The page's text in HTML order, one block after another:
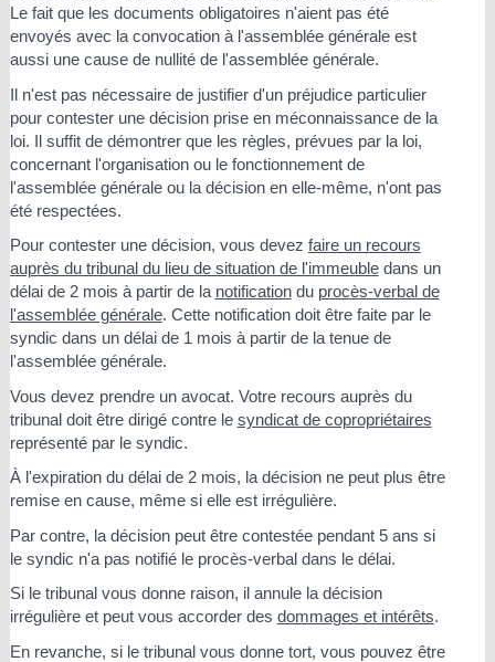
Le fait que les documents obligatoires n'aient pas été
envoyés avec la convocation à l'assemblée générale est
aussi une cause de nullité de l'assemblée générale.
Il n'est pas nécessaire de justifier d'un préjudice particulier
pour contester une décision prise en méconnaissance de la
loi. Il suffit de démontrer que les règles, prévues par la loi,
concernant l'organisation ou le fonctionnement de
l'assemblée générale ou la décision en elle-même, n'ont pas
été respectées.
Pour contester une décision, vous devez faire un recours
auprès du tribunal du lieu de situation de l'immeubledans un
délai de 2 mois à partir de la notificationdu procès-verbal de
l'assemblée générale. Cette notification doit être faite par le
syndic dans un délai de 1 mois à partir de la tenue de
l'assemblée générale.
Vous devez prendre un avocat. Votre recours auprès du
tribunal doit être dirigé contre le syndicat de copropriétaires
représenté par le syndic.
À l'expiration du délai de 2 mois, la décision ne peut plus être
remise en cause, même si elle est irrégulière.
Par contre, la décision peut être contestée pendant 5 ans si
le syndic n'a pas notifié le procès-verbal dans le délai.
Si le tribunal vous donne raison, il annule la décision
irrégulière et peut vous accorder des dommages et intérêts.
En revanche, si le tribunal vous donne tort, vous pouvez être